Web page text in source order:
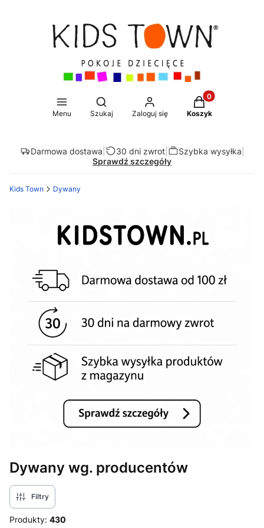
Menu
Otwórz wyszukiwarkę
Szukaj Zaloguj się
Produkty w
Koszyk
Darmowa dostawa 30 dni zwrot| Szybka wysyłka
Sprawdź szczegóły
Kids Town Dywany
Dywany wg. producentów
Filtry
Produkty: 430